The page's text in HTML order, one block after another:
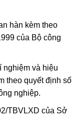
hàn kèm theo
của Bộ công
và hiệu
theo quyết định số
nghiệp.
TBVLXD của Sở